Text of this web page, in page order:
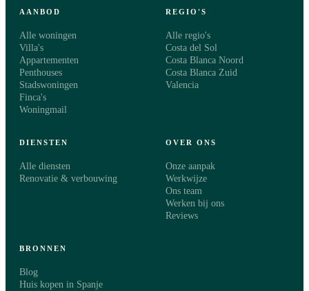
AANBOD
Alle woningen
Villa's
Appartementen
Penthouses
Stadswoningen
Finca's
Woningmail
REGIO'S
Alle regio's
Costa del Sol
Costa Blanca Noord
Costa Blanca Zuid
Valencia
DIENSTEN
Alle diensten
Renovatie & verbouwing
OVER ONS
Onze aanpak
Werkwijze
Ons team
Werken bij ons
Reviews
BRONNEN
Blog
Huis kopen in Spanje